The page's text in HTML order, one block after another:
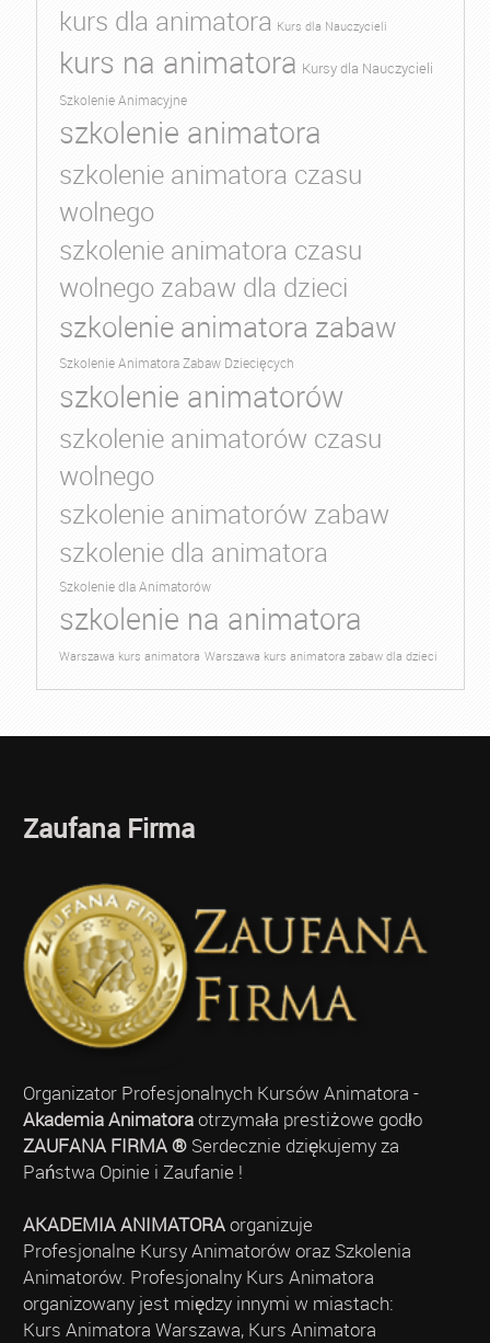
kurs dla animatora Kurs dla Nauczycieli
kurs na animatora Kursy dla Nauczycieli
Szkolenie Animacyjne
szkolenie animatora
szkolenie animatora czasu
wolnego
szkolenie animatora czasu
wolnego zabaw dla dzieci
szkolenie animatora zabaw
Szkolenie Animatora Zabaw Dziecięcych
szkolenie animatorów
szkolenie animatorów czasu
wolnego
szkolenie animatorów zabaw
szkolenie dla animatora
Szkolenie dla Animatorów
szkolenie na animatora
Warszawa kurs animatora Warszawa kurs animatora zabaw dla dzieci
Zaufana Firma
Organizator Profesjonalnych Kursów Animatora -
Akademia Animatoraotrzymała prestiżowe godło
ZAUFANA FIRMA ®Serdecznie dziękujemy za
Państwa Opinie i Zaufanie !
AKADEMIA ANIMATORAorganizuje
Profesjonalne Kursy Animatorów oraz Szkolenia
Animatorów. Profesjonalny Kurs Animatora
organizowany jest między innymi w miastach:
Kurs Animatora Warszawa, Kurs Animatora